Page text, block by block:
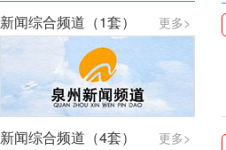
更多>
新闻综合频道（1套）
更多>
新闻综合频道（4套）